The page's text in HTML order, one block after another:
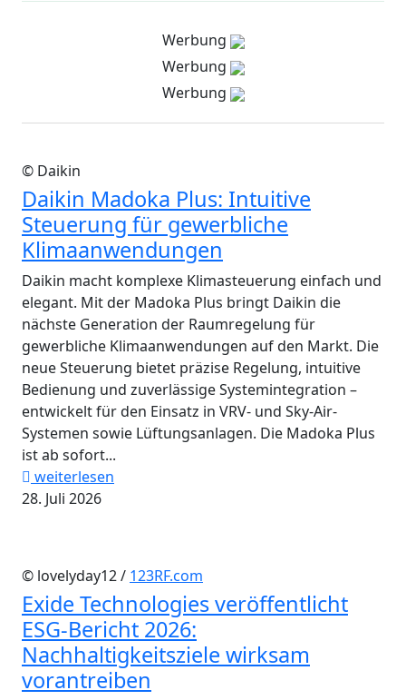
Werbung
Werbung
Werbung
© Daikin
Daikin Madoka Plus: Intuitive
Steuerung für gewerbliche
Klimaanwendungen
Daikin macht komplexe Klimasteuerung einfach und
elegant. Mit der Madoka Plus bringt Daikin die
nächste Generation der Raumregelung für
gewerbliche Klimaanwendungen auf den Markt. Die
neue Steuerung bietet präzise Regelung, intuitive
Bedienung und zuverlässige Systemintegration –
entwickelt für den Einsatz in VRV- und Sky-Air-
Systemen sowie Lüftungsanlagen. Die Madoka Plus
ist ab sofort...
weiterlesen
28. Juli 2026
© lovelyday12 / 123RF.com
Exide Technologies veröffentlicht
ESG-Bericht 2026:
Nachhaltigkeitsziele wirksam
vorantreiben